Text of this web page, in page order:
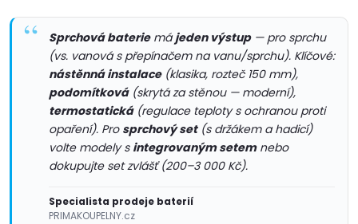
y
Sprchová bateriemájeden výstup— pro sprchu
(vs. vanová s přepínačem na vanu/sprchu). Klíčové:
nástěnná instalace(klasika, rozteč 150 mm),
podomítková(skrytá za stěnou — moderní),
termostatická(regulace teploty s ochranou proti
opaření). Pro sprchový set(s držákem a hadicí)
volte modely s integrovaným setemnebo
dokupujte set zvlášť (200–3 000 Kč).
Specialista prodeje baterií
PRIMAKOUPELNY.cz